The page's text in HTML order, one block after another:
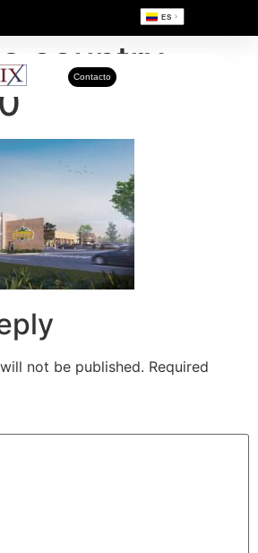
ES
Contacto
country
not be published. Required